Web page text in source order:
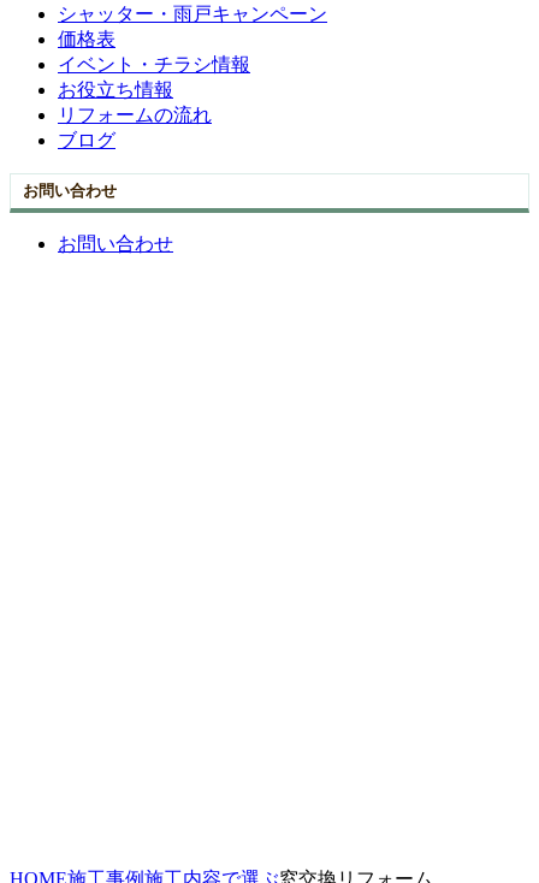
シャッター・雨戸キャンペーン
価格表
イベント・チラシ情報
お役立ち情報
リフォームの流れ
ブログ
お問い合わせ
お問い合わせ
HOME施工事例施工内容で選ぶ窓交換リフォーム